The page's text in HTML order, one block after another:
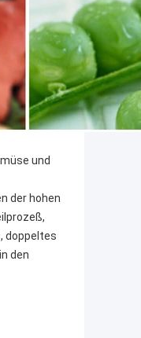
und
der hohen
doppeltes
den